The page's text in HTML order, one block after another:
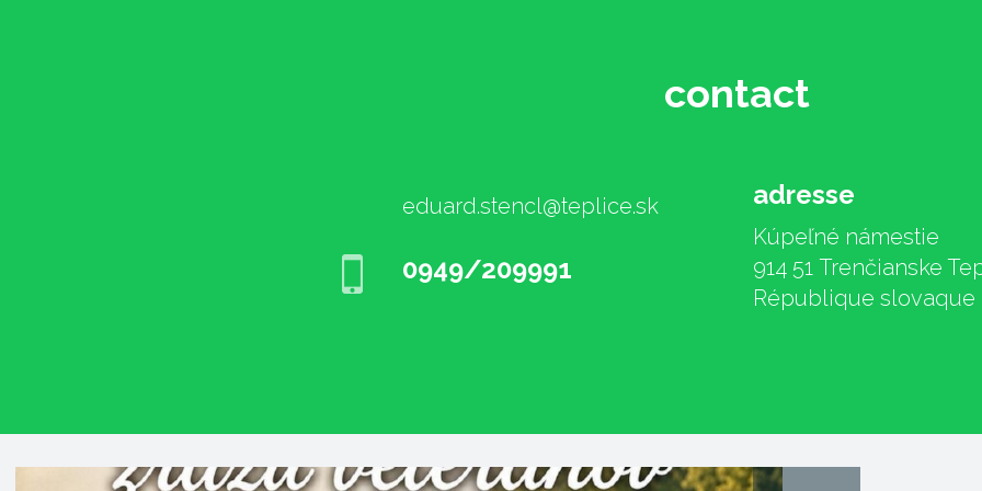
contact
eduard.stencl@teplice.sk
0949/209991
adresse
Kúpeľné námestie
914 51 Trenčianske
République slovaque